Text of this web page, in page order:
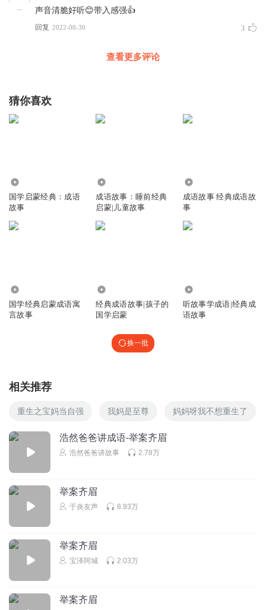
声音清脆好听😊带入感强👍
回复 2022-08-30 3
查看更多评论
猜你喜欢
国学启蒙经典：成语
故事
成语故事：睡前经典
启蒙|儿童故事
成语故事 经典成语故
事
国学经典启蒙成语寓
言故事
经典成语故事|孩子的
国学启蒙
听故事学成语|经典成
语故事
换一批
相关推荐
重生之宝妈当自强 我妈是至尊 妈妈呀我不想重生了
浩然爸爸讲成语-举案齐眉
浩然爸爸讲故事 2.78万
举案齐眉
于炎友声 8.93万
举案齐眉
宝泽阿城 2.03万
举案齐眉